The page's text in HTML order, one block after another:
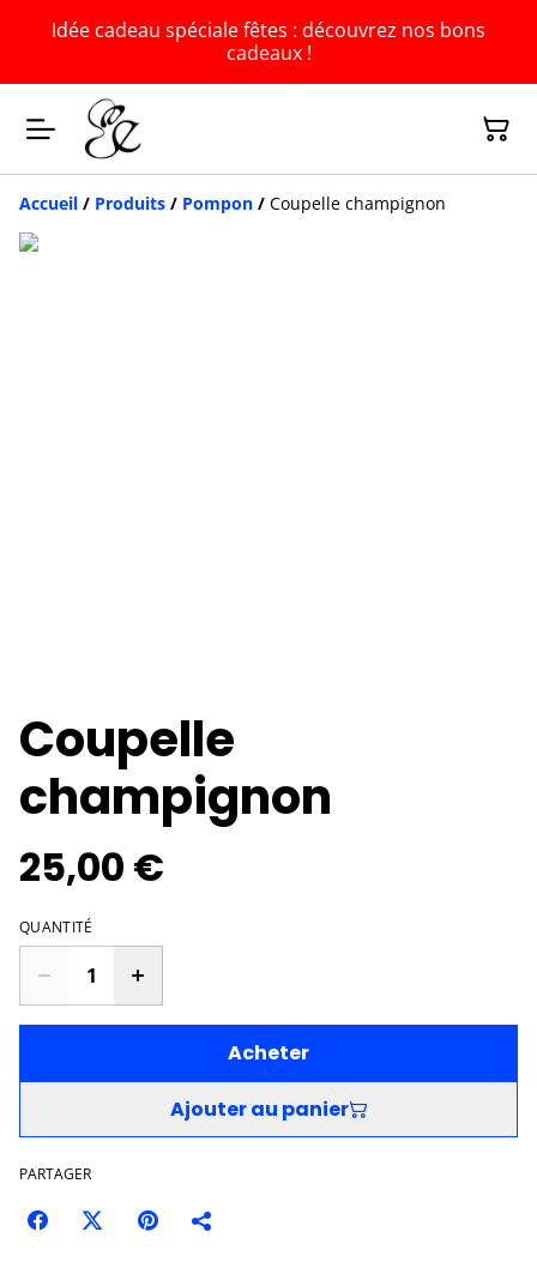
Idée cadeau spéciale fêtes : découvrez nos bons
cadeaux !
Accueil / Produits / Pompon / Coupelle champignon
Coupelle
champignon
25,00 €
QUANTITÉ
Acheter
Ajouter au panier
PARTAGER